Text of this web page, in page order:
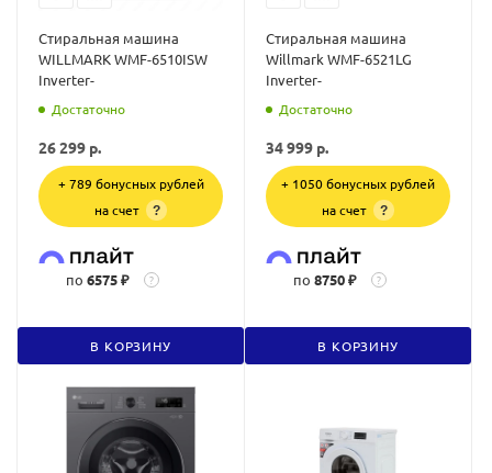
Стиральная машина
WILLMARK WMF-6510ISW
Inverter-
Достаточно
26 299 р.
+ 789 бонусных рублей
на счет
?
по 6575 ₽ ?
В КОРЗИНУ
Стиральная машина
Willmark WMF-6521LG
Inverter-
Достаточно
34 999 р.
+ 1050 бонусных рублей
на счет
?
по 8750 ₽ ?
В КОРЗИНУ